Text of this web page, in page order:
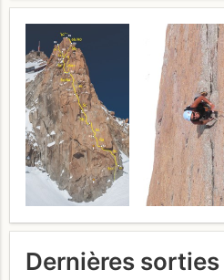
Dernières sorties